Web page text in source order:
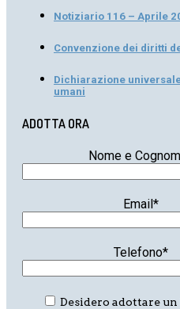
Notiziario 116 – Aprile
Convenzione dei diritti
Dichiarazione
umani
ADOTTA ORA
Nome e
Email*
Telefono*
Desidero adottare un